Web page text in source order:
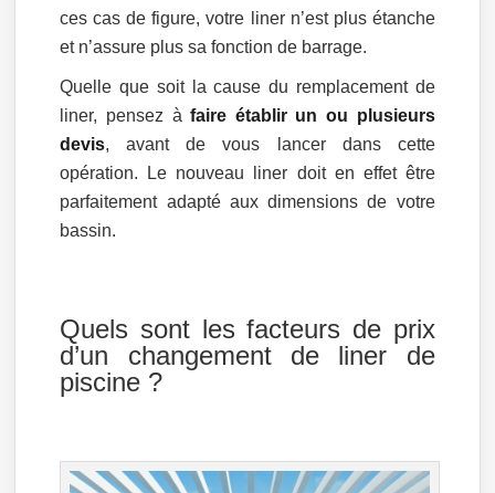
ces cas de figure, votre liner n’est plus étanche
et n’assure plus sa fonction de barrage.
Quelle que soit la cause du remplacement de
liner, pensez àfaire établir un ou plusieurs
devis, avant de vous lancer dans cette
opération. Le nouveau liner doit en effet être
parfaitement adapté aux dimensions de votre
bassin.
Quels sont les facteurs de prix
d’un changement de liner de
piscine ?